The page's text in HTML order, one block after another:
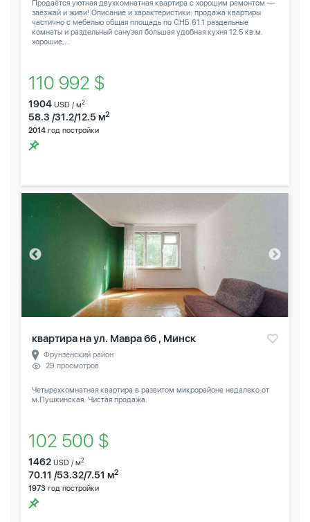
Продаётся уютная двухкомнатная квартира с хорошим ремонтом —
заезжай и живи! Описание и характеристики: продажа квартиры
частично с мебелью общая площадь по СНБ 61.1 раздельные
комнаты и раздельный санузел большая удобная кухня 12.5 кв.м.
хорошие,...
110 992 $
1904 USD / м2
58.3 /31.2/12.5 м2
2014 год постройки
квартира на ул. Мавра 66 , Минск
Фрунзенский район
29 просмотров
Четырехкомнатная квартира в развитом микрорайоне недалеко от
м.Пушкинская. Чистая продажа.
102 500 $
1462 USD / м2
70.11 /53.32/7.51 м2
1973 год постройки